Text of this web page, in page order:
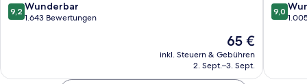
9.2
von
9,2 Wunderbar
1.643 Bewertungen
Der
Preis
beträgt
65 €
inkl. Steuern & Gebühren
2. Sept.–3. Sept.
9.0
von
9,0